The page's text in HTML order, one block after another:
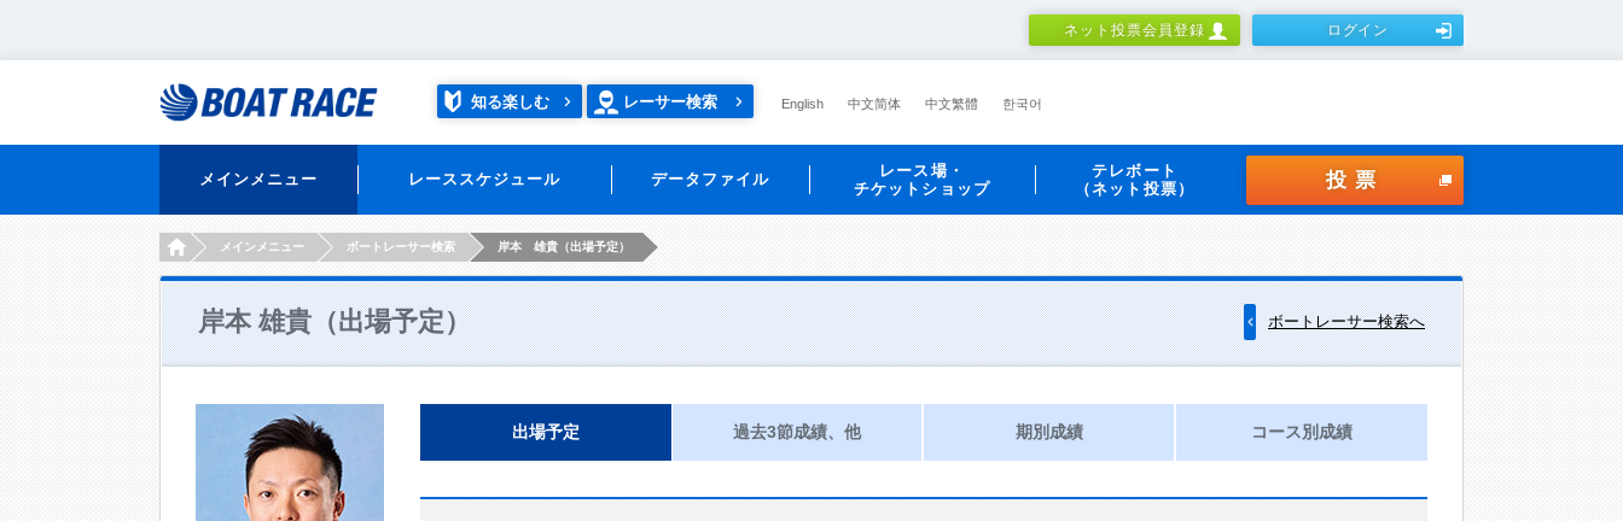
ネット投票会員登録 ログイン
知る楽しむ レーサー検索 English 中文简体 中文繁體 한국어
メインメニュー レーススケジュール データファイル
レース場・
チケットショップ
テレボート
（ネット投票）
投票
HOMEメインメニュー ボートレーサー検索 岸本 雄貴（出場予定）
岸本 雄貴（出場予定） ボートレーサー検索へ
出場予定 過去3節成績、他 期別成績 コース別成績